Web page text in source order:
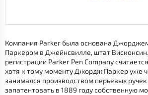
Компания Parker была основана
Паркером в Джейнсвилле, штат
регистрации Parker Pen Company
хотя к тому моменту Джордж Паркер уже
занимался производством перьевых
запатентовать в 1889 году собственную